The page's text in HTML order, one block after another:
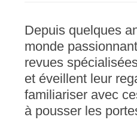
Depuis quelques
monde
revues
et éveillent leur
familiariser avec
à pousser les